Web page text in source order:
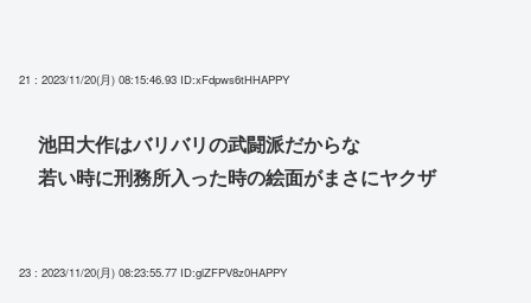
21 : 2023/11/20(月) 08:15:46.93 ID:xFdpws6tHHAPPY
池田大作はバリバリの武闘派だからな
若い時に刑務所入った時の絵面がまさにヤクザ
23 : 2023/11/20(月) 08:23:55.77 ID:glZFPV8z0HAPPY